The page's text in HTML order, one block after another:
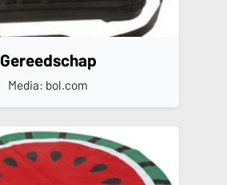
Gereedschap
Media: bol.com